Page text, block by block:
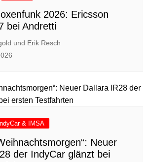
2026: Ericsson
bei Andretti
und Erik Resch
IndyCar & IMSA
Neuer
der IndyCar glänzt bei